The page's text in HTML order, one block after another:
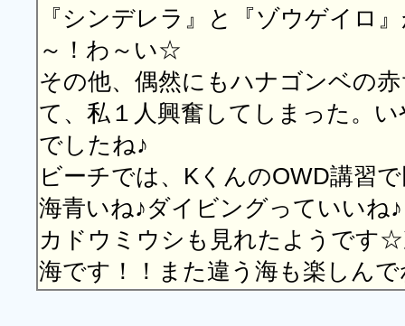
『シンデレラ』と『ゾウゲイロ
～！わ～い☆
その他、偶然にもハナゴンベの
て、私１人興奮してしまった。
でしたね♪
ビーチでは、KくんのOWD講習
海青いね♪ダイビングっていいね
カドウミウシも見れたようです
海です！！また違う海も楽しん